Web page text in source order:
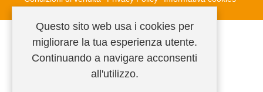
Questo sito web usa i cookies per
migliorare la tua esperienza utente.
Continuando a navigare acconsenti
all'utilizzo.